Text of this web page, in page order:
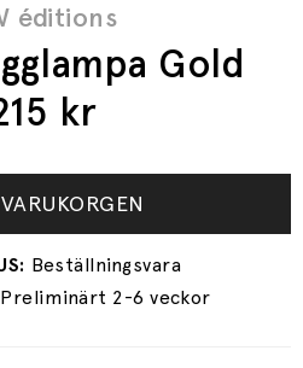
éditions
Gold
kr
Preliminärt 2-6 veckor